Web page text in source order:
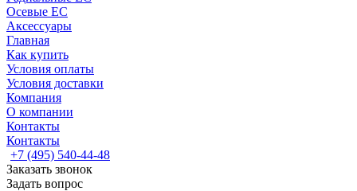
Осевые EC
Аксессуары
Главная
Как купить
Условия оплаты
Условия доставки
Компания
О компании
Контакты
Контакты
+7 (495) 540-44-48
Заказать звонок
Задать вопрос